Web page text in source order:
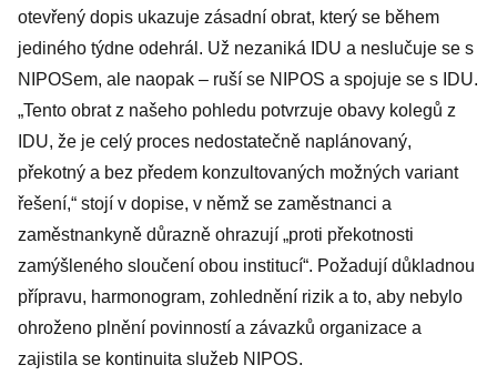
otevřený dopis ukazuje zásadní obrat, který se během
jediného týdne odehrál. Už nezaniká IDU a neslučuje se s
NIPOSem, ale naopak – ruší se NIPOS a spojuje se s IDU.
„Tento obrat z našeho pohledu potvrzuje obavy kolegů z
IDU, že je celý proces nedostatečně naplánovaný,
překotný a bez předem konzultovaných možných variant
řešení,“ stojí v dopise, v němž se zaměstnanci a
zaměstnankyně důrazně ohrazují „proti překotnosti
zamýšleného sloučení obou institucí“. Požadují důkladnou
přípravu, harmonogram, zohlednění rizik a to, aby nebylo
ohroženo plnění povinností a závazků organizace a
zajistila se kontinuita služeb NIPOS.